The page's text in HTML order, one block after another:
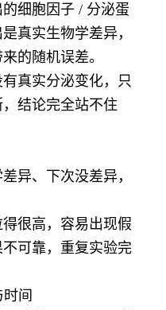
细胞因子 / 分泌蛋
真实生物学差异，
的随机误差。
真实分泌变化，只
结论完全站不住
异、下次没差异，
很高，容易出现假
可靠，重复实验完
间